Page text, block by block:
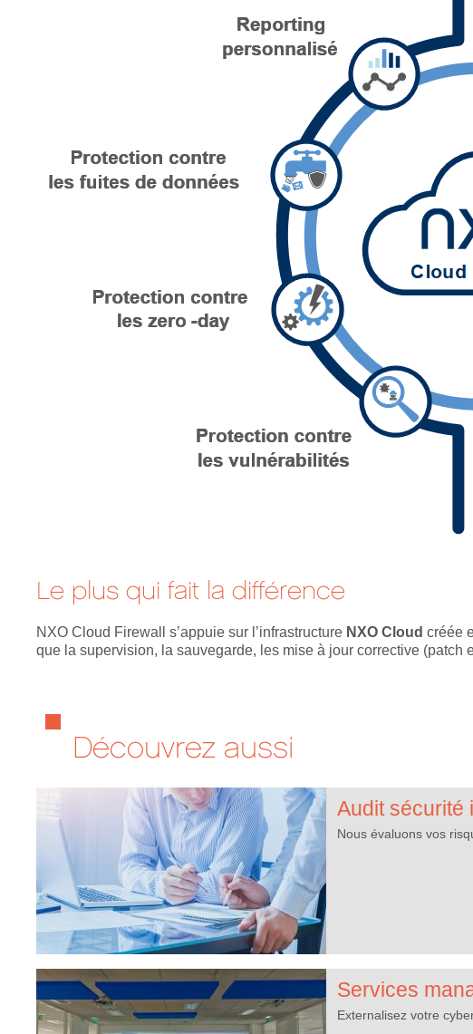
Le plus qui fait la différence
NXO Cloud Firewall s’appuie sur l’infrastructure NXO Cloud créée
que la supervision, la sauvegarde, les mise à jour corrective
Découvrez aussi
Audit sécurité
Nous évaluons vos
Services
Externalisez votre